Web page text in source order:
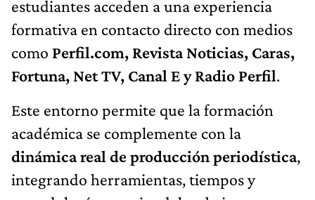
estudiantes acceden a una experiencia
formativa en contacto directo con medios
como Perfil.com, Revista Noticias, Caras,
Fortuna, Net TV, Canal E y Radio Perfil.
Este entorno permite que la formación
académica se complemente con la
dinámica real de producción periodística,
integrando herramientas, tiempos y